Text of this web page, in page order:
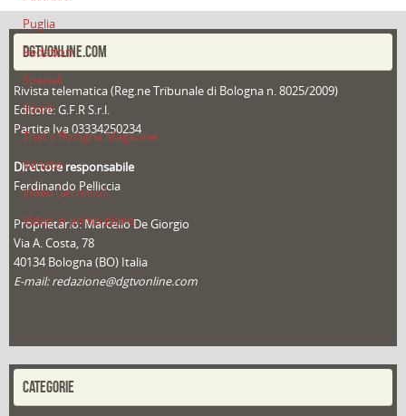
Puglia
Redazioni
Speciali
Sport
That's Bologna Magazine
Veneto
Video (archivio)
Video in primo piano
DGTVONLINE.COM
Rivista telematica (Reg.ne Tribunale di Bologna n. 8025/2009)
Editore: G.F.R S.r.l.
Partita Iva 03334250234
Direttore responsabile
Ferdinando Pelliccia
Proprietario: Marcello De Giorgio
Via A. Costa, 78
40134 Bologna (BO) Italia
E-mail: redazione@dgtvonline.com
CATEGORIE